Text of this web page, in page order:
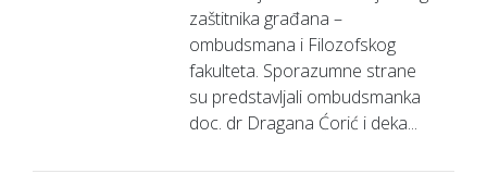
zaštitnika građana –
ombudsmana i Filozofskog
fakulteta. Sporazumne strane
su predstavljali ombudsmanka
doc. dr Dragana Ćorić i deka...